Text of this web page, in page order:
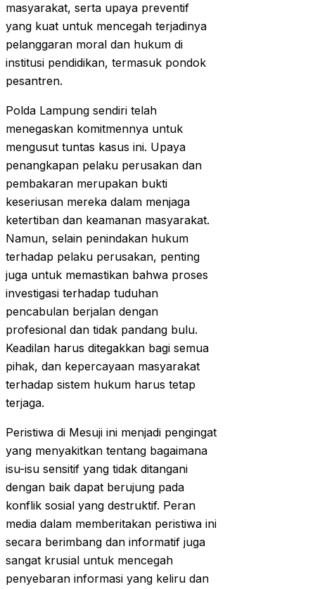
masyarakat, serta upaya preventif
yang kuat untuk mencegah terjadinya
pelanggaran moral dan hukum di
institusi pendidikan, termasuk pondok
pesantren.
Polda Lampung sendiri telah
menegaskan komitmennya untuk
mengusut tuntas kasus ini. Upaya
penangkapan pelaku perusakan dan
pembakaran merupakan bukti
keseriusan mereka dalam menjaga
ketertiban dan keamanan masyarakat.
Namun, selain penindakan hukum
terhadap pelaku perusakan, penting
juga untuk memastikan bahwa proses
investigasi terhadap tuduhan
pencabulan berjalan dengan
profesional dan tidak pandang bulu.
Keadilan harus ditegakkan bagi semua
pihak, dan kepercayaan masyarakat
terhadap sistem hukum harus tetap
terjaga.
Peristiwa di Mesuji ini menjadi pengingat
yang menyakitkan tentang bagaimana
isu-isu sensitif yang tidak ditangani
dengan baik dapat berujung pada
konflik sosial yang destruktif. Peran
media dalam memberitakan peristiwa ini
secara berimbang dan informatif juga
sangat krusial untuk mencegah
penyebaran informasi yang keliru dan